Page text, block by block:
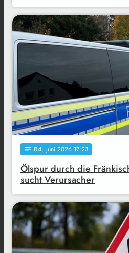
notes 04. Juni 2026 17:23
Ölspur durch die
sucht Verursacher